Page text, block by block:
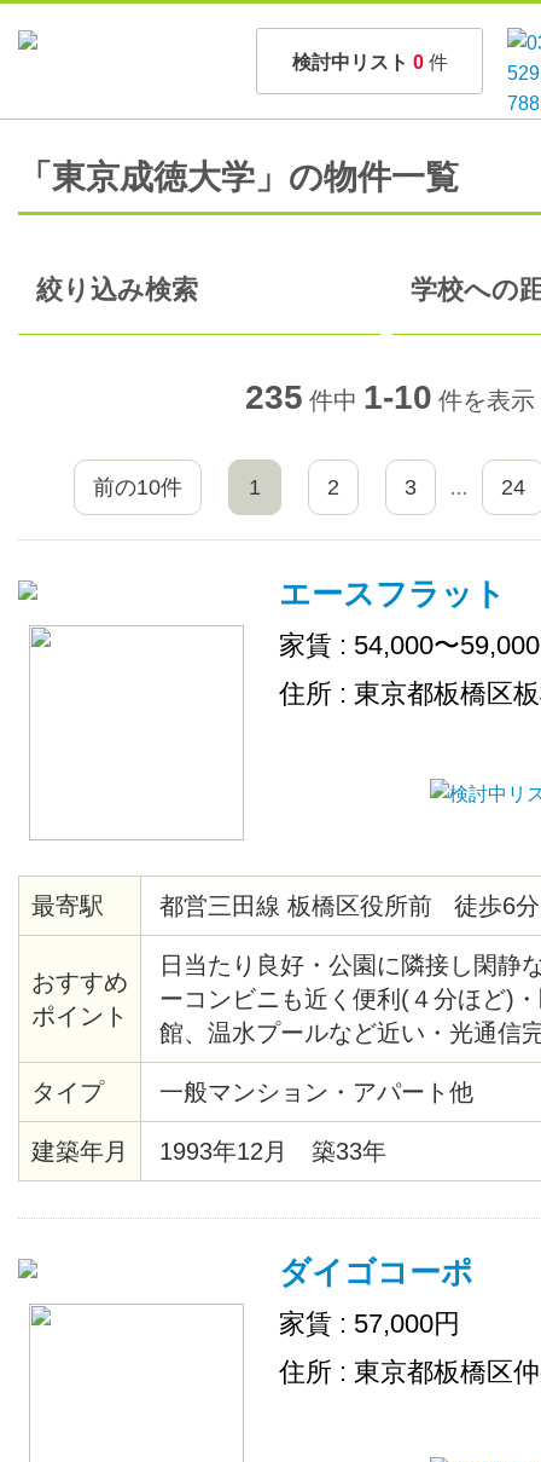
検討中リスト 0 件
「東京成徳大学」の物件一覧
絞り込み検索 学校への
235 件中 1-10 件を表示
前の10件 1 2 3 … 24
エースフラット
家賃 : 54,000〜
住所 : 東京都板橋区
最寄駅 都営三田線 板橋区役所前 徒歩6
おすすめ
ポイント
日当たり良好・公園に隣接し閑静
ーコンビニも近く便利(４分ほど)
館、温水プールなど近い・光通信
グヒーター付・食器棚付・クロー
タイプ
一般マンション・アパート他
建築年月 1993年12月 築33年
ダイゴコーポ
家賃 : 57,000円
住所 : 東京都板橋区